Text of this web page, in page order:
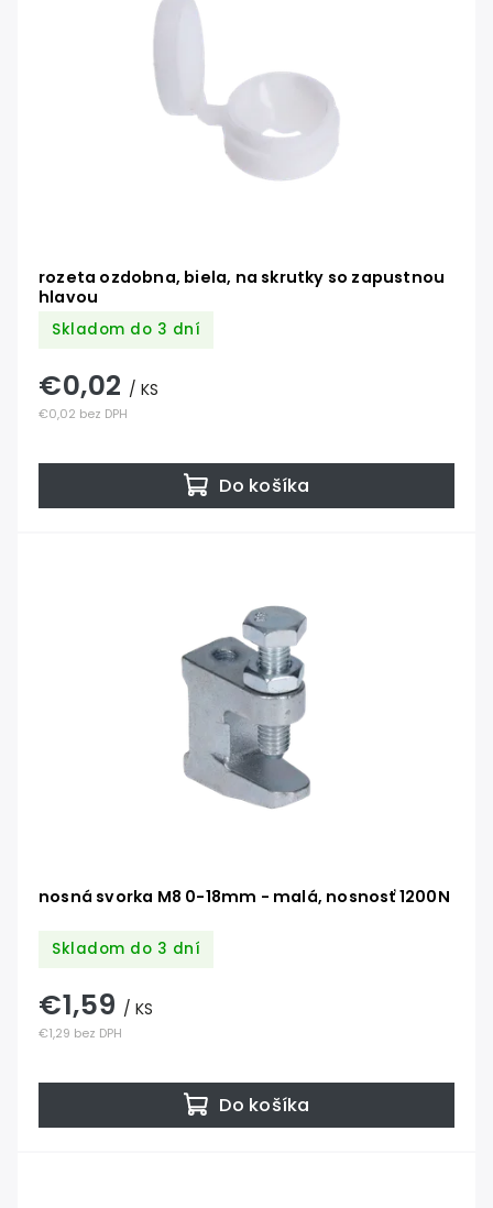
rozeta ozdobna, biela, na skrutky so zapustnou
hlavou
Skladom do 3 dní
€0,02 bez DPH
€0,02 / KS
Do košíka
nosná svorka M8 0-18mm - malá, nosnosť 1200N
Skladom do 3 dní
€1,29 bez DPH
€1,59 / KS
Do košíka